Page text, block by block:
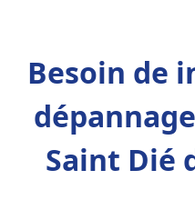
Besoin de
Saint Dié